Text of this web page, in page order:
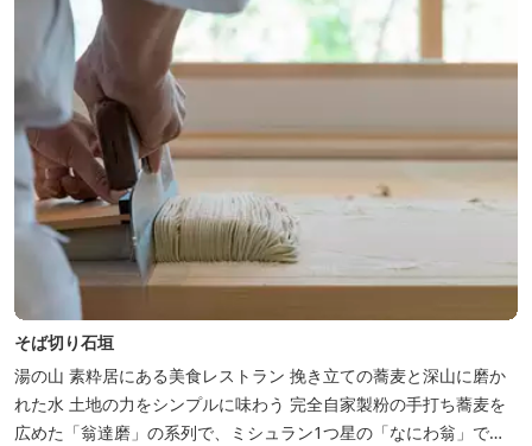
そば切り石垣
湯の山 素粋居にある美食レストラン 挽き立ての蕎麦と深山に磨か
れた水 土地の力をシンプルに味わう 完全自家製粉の手打ち蕎麦を
広めた「翁達磨」の系列で、ミシュラン1つ星の「なにわ翁」で研